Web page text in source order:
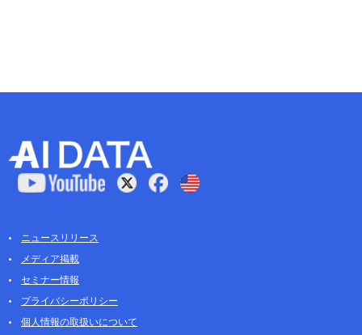
ニュースリリース
メディア掲載
セミナー情報
プライバシーポリシー
個人情報の取扱いについて